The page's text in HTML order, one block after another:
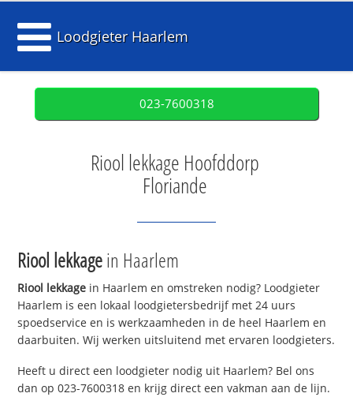
Loodgieter Haarlem
023-7600318
Riool lekkage Hoofddorp
Floriande
Riool lekkagein Haarlem
Riool lekkage in Haarlem en omstreken nodig? Loodgieter
Haarlem is een lokaal loodgietersbedrijf met 24 uurs
spoedservice en is werkzaamheden in de heel Haarlem en
daarbuiten. Wij werken uitsluitend met ervaren loodgieters.
Heeft u direct een loodgieter nodig uit Haarlem? Bel ons
dan op 023-7600318 en krijg direct een vakman aan de lijn.